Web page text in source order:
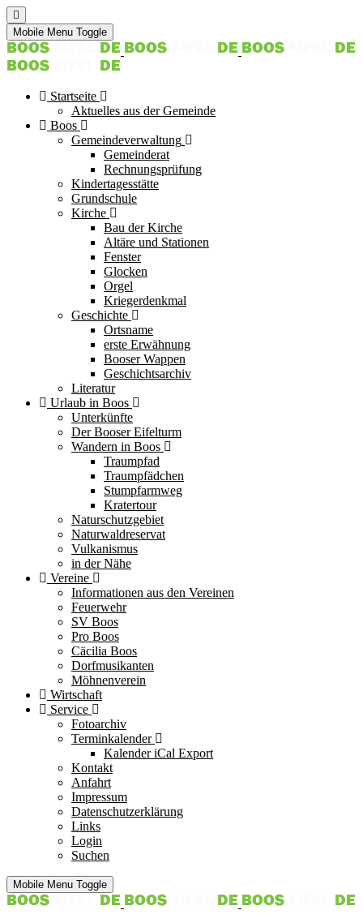
Mobile Menu Toggle
Startseite
Aktuelles aus der Gemeinde
Boos
Gemeindeverwaltung
Gemeinderat
Rechnungsprüfung
Kindertagesstätte
Grundschule
Kirche
Bau der Kirche
Altäre und Stationen
Fenster
Glocken
Orgel
Kriegerdenkmal
Geschichte
Ortsname
erste Erwähnung
Booser Wappen
Geschichtsarchiv
Literatur
Urlaub in Boos
Unterkünfte
Der Booser Eifelturm
Wandern in Boos
Traumpfad
Traumpfädchen
Stumpfarmweg
Kratertour
Naturschutzgebiet
Naturwaldreservat
Vulkanismus
in der Nähe
Vereine
Informationen aus den Vereinen
Feuerwehr
SV Boos
Pro Boos
Cäcilia Boos
Dorfmusikanten
Möhnenverein
Wirtschaft
Service
Fotoarchiv
Terminkalender
Kalender iCal Export
Kontakt
Anfahrt
Impressum
Datenschutzerklärung
Links
Login
Suchen
Mobile Menu Toggle